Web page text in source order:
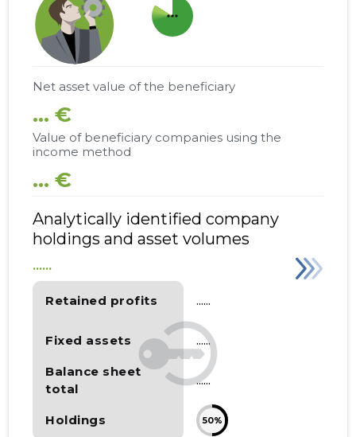
more_horiz
Net asset value of the beneficiary
... €
Value of beneficiary companies using the
income method
... €
Analytically identified company
holdings and asset volumes
Retained profits
Fixed assets
Balance sheet
total
Holdings
......
......
......
......
50%